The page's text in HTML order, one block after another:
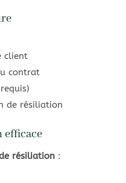
client
contrat
de résiliation
efficace
résiliation: